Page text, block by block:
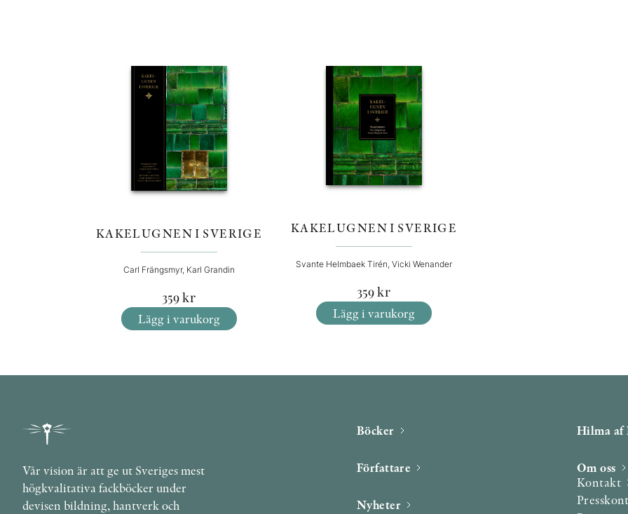
KAKELUGNEN I SVERIGE
Carl Frängsmyr, Karl Grandin
359kr
Lägg i varukorg
KAKELUGNEN I SVERIGE
Svante Helmbaek Tirén, Vicki Wenander
359kr
Lägg i varukorg
Vår vision är att ge ut Sveriges mest
högkvalitativa fackböcker under
devisen bildning, hantverk och
Böcker
Författare
Nyheter
Hilma
Om oss
Kontakt